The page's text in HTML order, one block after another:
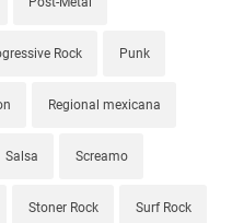
Rock Punk
Regional mexicana
Salsa Screamo
Stoner Rock Surf Rock